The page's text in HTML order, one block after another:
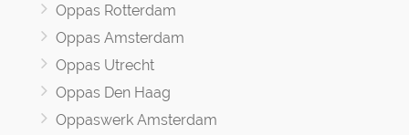
Oppas Rotterdam
Oppas Amsterdam
Oppas Utrecht
Oppas Den Haag
Oppaswerk Amsterdam